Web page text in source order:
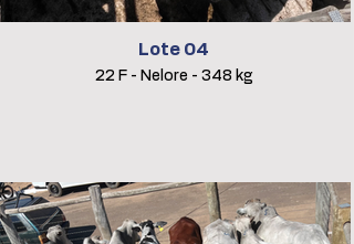
Lote 04
22 F - Nelore - 348 kg